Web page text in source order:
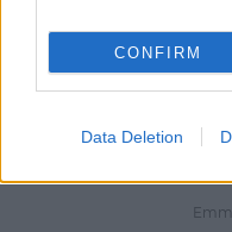
CONFIRM
Data Deletion